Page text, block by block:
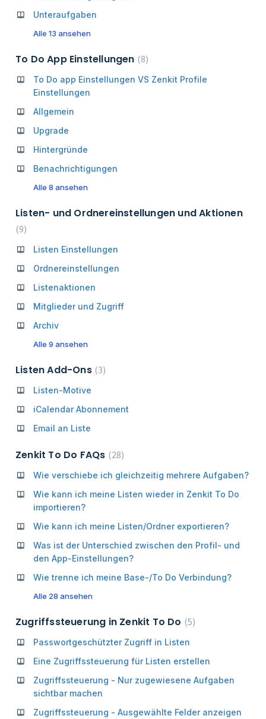
Unteraufgaben
Alle 13 ansehen
To Do App Einstellungen 8
To Do app Einstellungen VS Zenkit Profile
Einstellungen
Allgemein
Upgrade
Hintergründe
Benachrichtigungen
Alle 8 ansehen
Listen- und Ordnereinstellungen und Aktionen
9
Listen Einstellungen
Ordnereinstellungen
Listenaktionen
Mitglieder und Zugriff
Archiv
Alle 9 ansehen
Listen Add-Ons 3
Listen-Motive
iCalendar Abonnement
Email an Liste
Zenkit To Do FAQs 28
Wie verschiebe ich gleichzeitig mehrere Aufgaben?
Wie kann ich meine Listen wieder in Zenkit To Do
importieren?
Wie kann ich meine Listen/Ordner exportieren?
Was ist der Unterschied zwischen den Profil- und
den App-Einstellungen?
Wie trenne ich meine Base-/To Do Verbindung?
Alle 28 ansehen
Zugriffssteuerung in Zenkit To Do 5
Passwortgeschützter Zugriff in Listen
Eine Zugriffssteuerung für Listen erstellen
Zugriffssteuerung - Nur zugewiesene Aufgaben
sichtbar machen
Zugriffssteuerung - Ausgewählte Felder anzeigen